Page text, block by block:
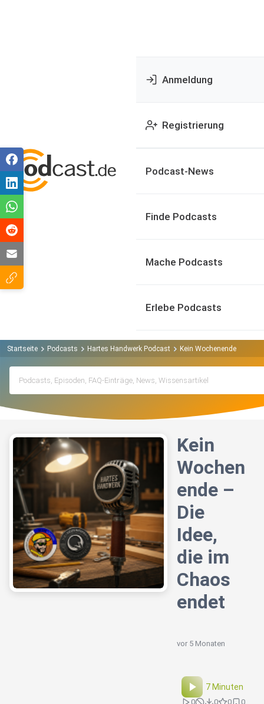
Anmeldung
Registrierung
Podcast-News
Finde Podcasts
Mache Podcasts
Erlebe Podcasts
Startseite Podcasts Hartes Handwerk Podcast Kein Wochenende – Die
Kein
Wochen
ende –
Die
Idee,
die im
Chaos
endet
vor 5 Monaten
7 Minuten
0 0 0
0